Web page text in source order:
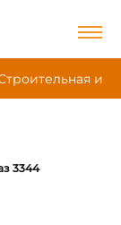
и
3344